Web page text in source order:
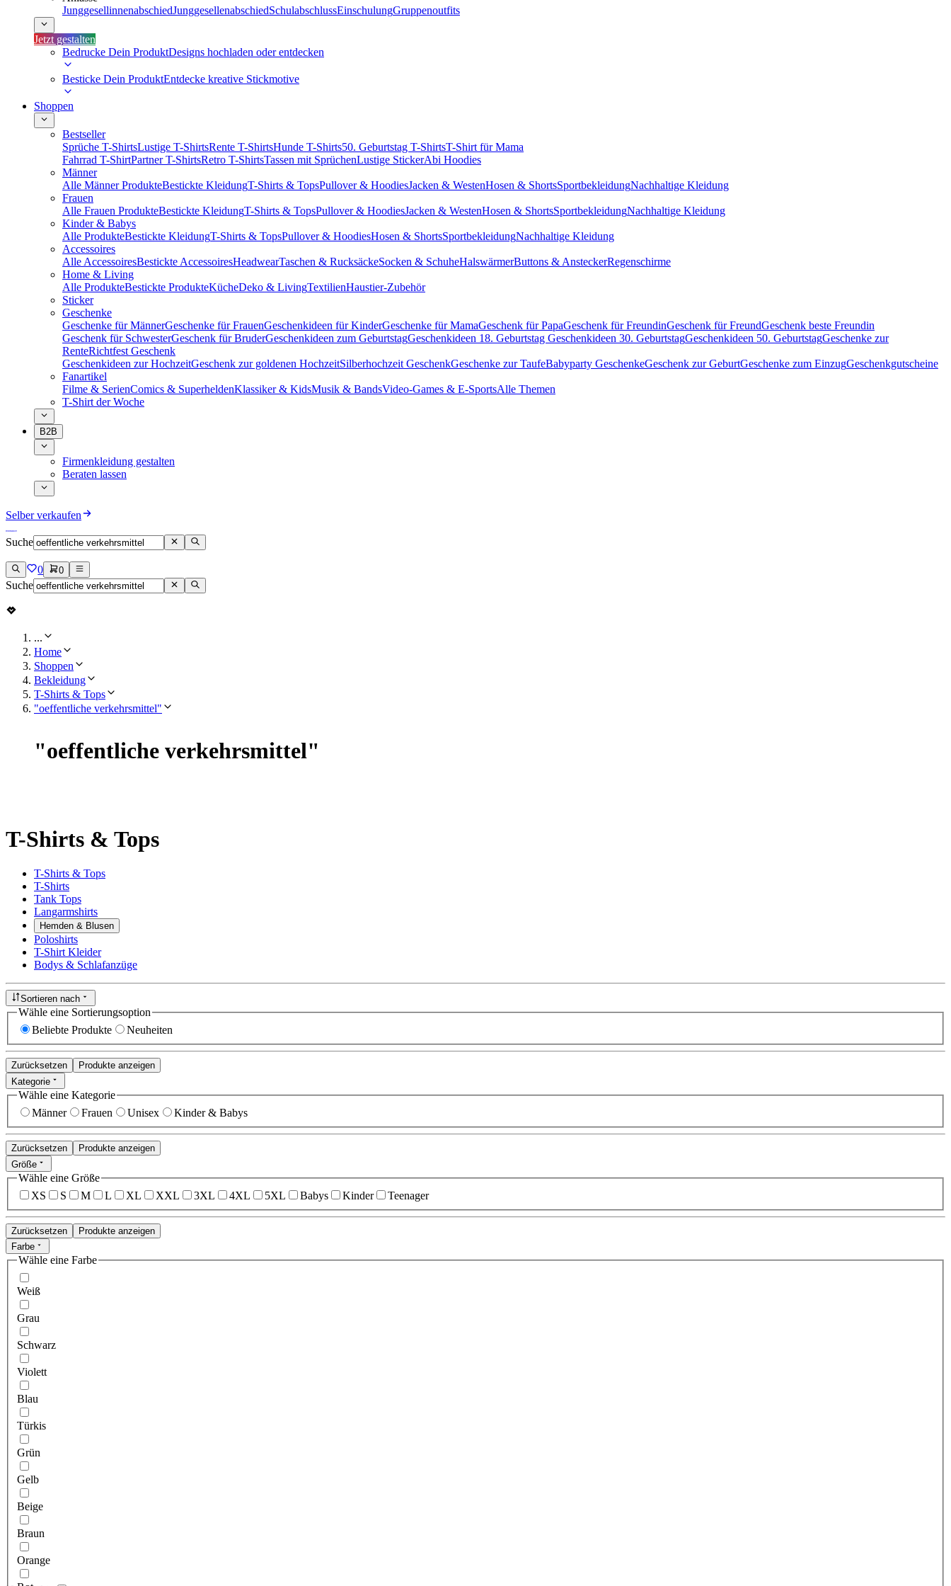
JunggesellinnenabschiedJunggesellenabschiedSchulabschlussEinschulungGruppenoutfits
Jetzt gestalten
Bedrucke Dein ProduktDesigns hochladen oder entdecken
Besticke Dein ProduktEntdecke kreative Stickmotive
Shoppen
Bestseller
Sprüche T-ShirtsLustige T-ShirtsRente T-ShirtsHunde T-Shirts50. Geburtstag T-ShirtsT-Shirt für Mama
Fahrrad T-ShirtPartner T-ShirtsRetro T-ShirtsTassen mit SprüchenLustige StickerAbi Hoodies
Männer
Alle Männer ProdukteBestickte KleidungT-Shirts & TopsPullover & HoodiesJacken & WestenHosen & ShortsSportbekleidungNachhaltige Kleidung
Frauen
Alle Frauen ProdukteBestickte KleidungT-Shirts & TopsPullover & HoodiesJacken & WestenHosen & ShortsSportbekleidungNachhaltige Kleidung
Kinder & Babys
Alle ProdukteBestickte KleidungT-Shirts & TopsPullover & HoodiesHosen & ShortsSportbekleidungNachhaltige Kleidung
Accessoires
Alle AccessoiresBestickte AccessoiresHeadwearTaschen & RucksäckeSocken & SchuheHalswärmerButtons & AnsteckerRegenschirme
Home & Living
Alle ProdukteBestickte ProdukteKücheDeko & LivingTextilienHaustier-Zubehör
Sticker
Geschenke
Geschenke für MännerGeschenke für FrauenGeschenkideen für KinderGeschenke für MamaGeschenk für PapaGeschenk für FreundinGeschenk für FreundGeschenk beste Freundin
Geschenk für SchwesterGeschenk für BruderGeschenkideen zum GeburtstagGeschenkideen 18. Geburtstag Geschenkideen 30. GeburtstagGeschenkideen 50. GeburtstagGeschenke zur
RenteRichtfest Geschenk
Geschenkideen zur HochzeitGeschenk zur goldenen HochzeitSilberhochzeit GeschenkGeschenke zur TaufeBabyparty GeschenkeGeschenk zur GeburtGeschenke zum EinzugGeschenkgutscheine
Fanartikel
Filme & SerienComics & SuperheldenKlassiker & KidsMusik & BandsVideo-Games & E-SportsAlle Themen
T-Shirt der Woche
B2B
Firmenkleidung gestalten
Beraten lassen
Selber verkaufen
Suche
0 0
Suche
...
Home
Shoppen
Bekleidung
T-Shirts & Tops
"oeffentliche verkehrsmittel"
"oeffentliche verkehrsmittel"
T-Shirts & Tops
T-Shirts & Tops
T-Shirts
Tank Tops
Langarmshirts
Hemden & Blusen
Poloshirts
T-Shirt Kleider
Bodys & Schlafanzüge
Sortieren nach
Wähle eine Sortierungsoption
Beliebte Produkte
Neuheiten
Zurücksetzen
Produkte anzeigen
Kategorie
Wähle eine Kategorie
Männer
Frauen Unisex Kinder & Babys
Zurücksetzen
Produkte anzeigen
Größe
Wähle eine Größe
XS
S M L XL XXL 3XL 4XL 5XL Babys Kinder Teenager
Zurücksetzen
Produkte anzeigen
Farbe
Wähle eine Farbe
Weiß
Grau
Schwarz
Violett
Blau
Türkis
Grün
Gelb
Beige
Braun
Orange